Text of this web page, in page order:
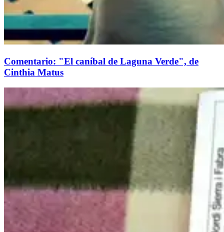
Comentario: "El caníbal de Laguna Verde", de
Cinthia Matus